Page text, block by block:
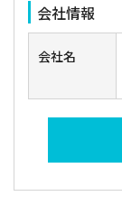
会社情報
会社名